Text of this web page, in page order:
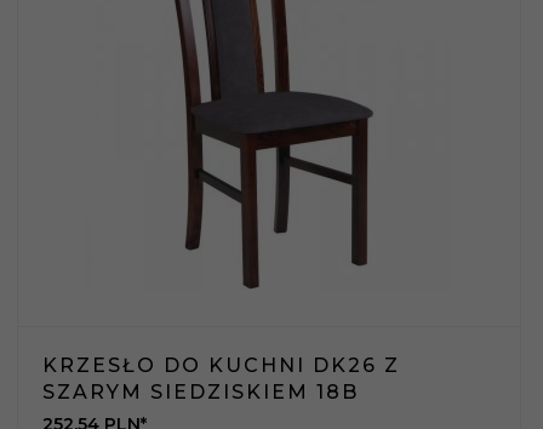
KRZESŁO DO KUCHNI DK26 Z
SZARYM SIEDZISKIEM 18B
252,54 PLN*